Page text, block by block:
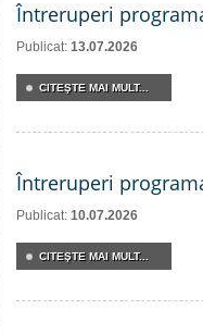
Întreruperi
Publicat: 13.07.2026
CITEŞTE MAI MULT...
Întreruperi
Publicat: 10.07.2026
CITEŞTE MAI MULT...